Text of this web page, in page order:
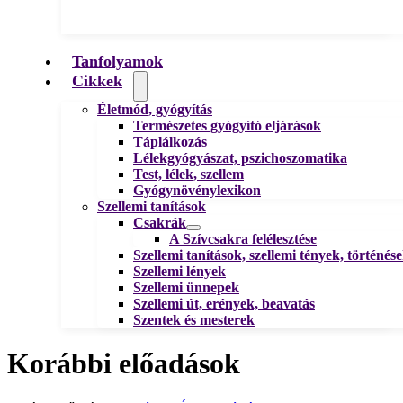
Tanfolyamok
Cikkek
Életmód, gyógyítás
Természetes gyógyító eljárások
Táplálkozás
Lélekgyógyászat, pszichoszomatika
Test, lélek, szellem
Gyógynövénylexikon
Szellemi tanítások
Csakrák
A Szívcsakra felélesztése
Szellemi tanítások, szellemi tények,
Szellemi lények
Szellemi ünnepek
Szellemi út, erények, beavatás
Szentek és mesterek
Korábbi előadások